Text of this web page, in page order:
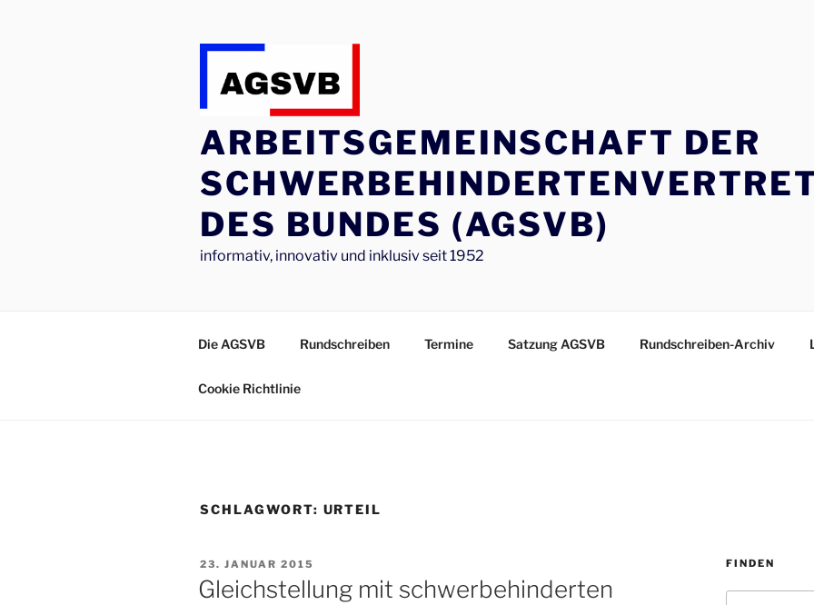
ARBEITSGEMEINSCHAFT DER
DES BUNDES (AGSVB)
informativ, innovativ und inklusiv seit 1952
Die AGSVB Rundschreiben Termine Satzung AGSVB Rundschreiben-Archiv
Cookie Richtlinie
SCHLAGWORT: URTEIL
VERÖFFENTLICHT
AM
23. JANUAR 2015
Gleichstellung mit schwerbehinderten
FINDEN